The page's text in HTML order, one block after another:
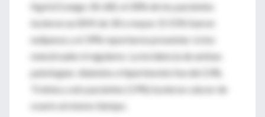
Kg/m2 (rango 18-68); el 58% de los pacientes
tuvieron un BMI de 30 o mayor. El 55% fueron
nulíparas y el 39% reportaron presentar ciclos
menstruales irregulares. La incidencia de ambas
patologías: diabetes e hipertensión fue del 23%.
Treinta y seis pacientes (19%) tuvieron cáncer de
ovario al mismo tiempo.